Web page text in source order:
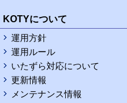
KOTYについて
運用方針
運用ルール
いたずら対応について
更新情報
メンテナンス情報